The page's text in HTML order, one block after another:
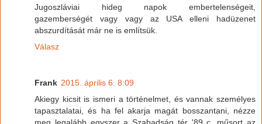
Jugoszláviai hideg napok embertelenségeit,
gazemberségét vagy vagy az USA elleni hadüzenet
abszurdítását már ne is említsük.
Válasz
Frank 2015. április 6. 8:09
Akiegy kicsit is ismeri a történelmet, és vannak személyes
tapasztalatai, és ha fel akarja magát bosszantani, nézze